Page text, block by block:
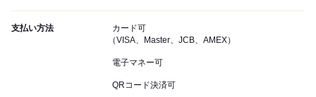
支払い方法
カード可
（VISA、Master、JCB、AMEX）
電子マネー可
QRコード決済可